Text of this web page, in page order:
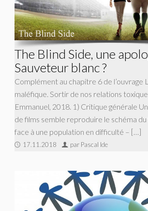
The Blind Side, une
Sauveteur blanc ?
Complément au chapitre 6 de l’ouvrage
maléfique. Sortir de nos relations
Emmanuel, 2018. 1) Critique générale
de films semble reproduire le schéma
face à une population en difficulté – […]
17.11.2018 par Pascal Ide